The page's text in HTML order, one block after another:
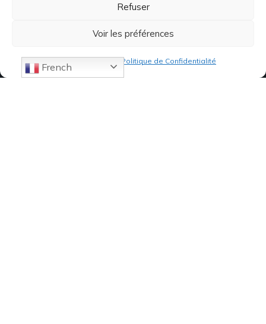
Refuser
Voir les préférences
Politique de Confidentialité
French